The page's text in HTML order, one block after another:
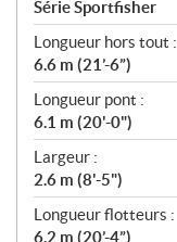
t
i
o
n
s
Série Sportfisher
Longueur hors tout :
6.6 m (21’-6”)
Longueur pont :
6.1 m (20'-0")
Largeur :
2.6 m (8'-5")
Longueur flotteurs :
6.2 m (20’-4”)